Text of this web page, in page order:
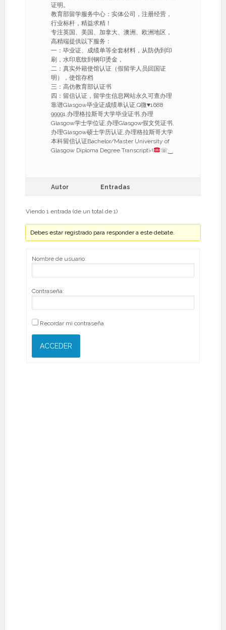
证明。
教育部留学服务中心：实体公司，注册经营，
行业标杆，精益求精！
专注英国、美国、加拿大、澳洲、欧洲地区，
高精端提供以下服务：
一：毕业证、成绩单等全套材料，从防伪到印
刷，水印底纹到钢印烫金，
二：真实外籍使馆认证（假留学人员回国证
明），使馆存档
三：高仿教育部认证书
四：留信认证，留学生信息网站永久可查办理
靠谱Glasgow毕业证成绩单认证,Q微♥1688
99991,办理格拉斯哥大学毕业证书,办理
Glasgow学士学位证,办理Glasgow假文凭证书,
办理Glasgow硕士学历认证,办理格拉斯哥大学
本科留信认证Bachelor/Master University of
Glasgow Diploma Degree Transcript♭♮
☏‿
Autor Entradas
Viendo 1 entrada (de un total de 1)
Debes estar registrado para responder a este debate.
Nombre de usuario:
Contraseña:
Recordar mi contraseña
ACCEDER